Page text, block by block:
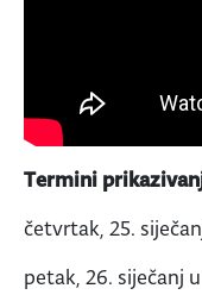
Termini
četvrtak, 25.
petak, 26. siječanj